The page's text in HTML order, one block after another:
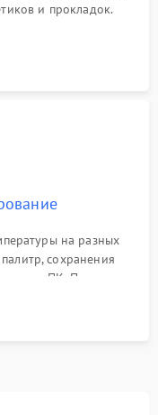
и прокладок.
по эталонному
температур.
на разных
сохранения
на ПК. Проверка
качества.